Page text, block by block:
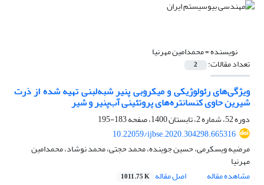
نویسنده =محمدامین مهرنیا
تعداد مقالات: 2
ویژگی‌های رئولوژیکی و میکروبی پنیر شبه‌لبنی تهیه شده از ذرت
شیرین حاوی کنسانتره‌های پروتئینی آب‌پنیر و شیر
دوره 52، شماره 2، تابستان 1400، صفحه
183-195
10.22059/ijbse.2020.304298.665316
مرضیه ویسکرمی، حسین جوینده، محمد حجتی، محمد نوشاد، محمدامین
مهرنیا
مشاهده مقاله
اصل مقاله 1011.75 K